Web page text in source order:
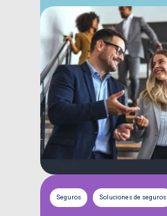
Seguros Soluciones de seguros